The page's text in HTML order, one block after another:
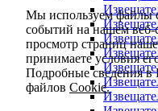
Мы используем файлы
событий на нашем веб-
просмотр страниц
принимаете условия
Подробные сведения
файловCookie.